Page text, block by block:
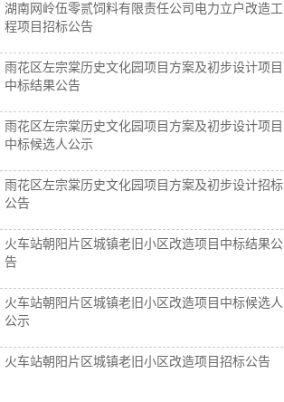
湖南网岭伍零贰饲料有限责任公司电力立户改造工
程项目招标公告
雨花区左宗棠历史文化园项目方案及初步设计项目
中标结果公告
雨花区左宗棠历史文化园项目方案及初步设计项目
中标候选人公示
雨花区左宗棠历史文化园项目方案及初步设计招标
公告
火车站朝阳片区城镇老旧小区改造项目中标结果公
告
火车站朝阳片区城镇老旧小区改造项目中标候选人
公示
火车站朝阳片区城镇老旧小区改造项目招标公告